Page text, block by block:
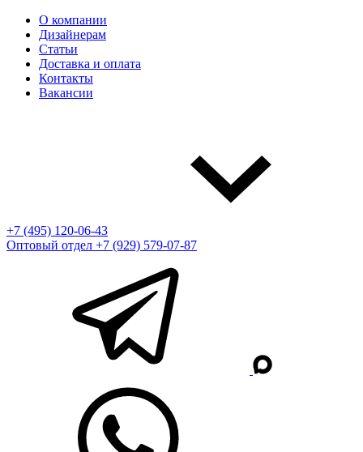
О компании
Дизайнерам
Статьи
Доставка и оплата
Контакты
Вакансии
+7 (495) 120-06-43
Оптовый отдел +7 (929) 579-07-87